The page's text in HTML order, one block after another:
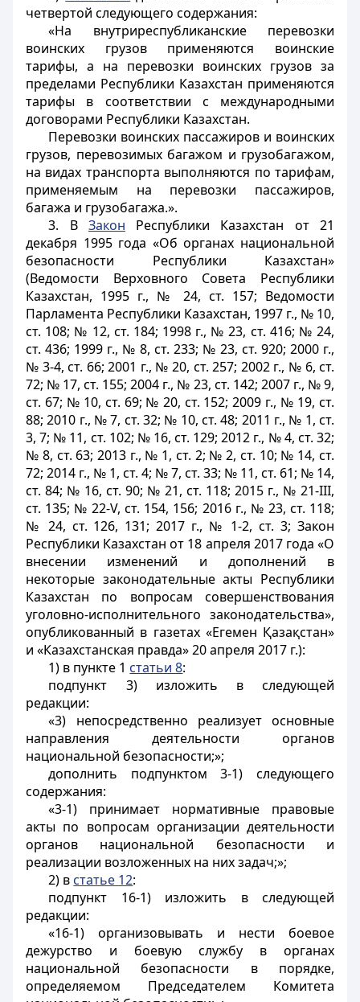
четвертой следующего содержания:
«На внутриреспубликанские перевозки
воинских грузов применяются воинские
тарифы, а на перевозки воинских грузов за
пределами Республики Казахстан применяются
тарифы в соответствии с международными
договорами Республики Казахстан.
Перевозки воинских пассажиров и воинских
грузов, перевозимых багажом и грузобагажом,
на видах транспорта выполняются по тарифам,
применяемым на перевозки пассажиров,
багажа и грузобагажа.».
3. В Закон Республики Казахстан от 21
декабря 1995 года «Об органах национальной
безопасности Республики Казахстан»
(Ведомости Верховного Совета Республики
Казахстан, 1995 г., № 24, ст. 157; Ведомости
Парламента Республики Казахстан, 1997 г., № 10,
ст. 108; № 12, ст. 184; 1998 г., № 23, ст. 416; № 24,
ст. 436; 1999 г., № 8, ст. 233; № 23, ст. 920; 2000 г.,
№ 3-4, ст. 66; 2001 г., № 20, ст. 257; 2002 г., № 6, ст.
72; № 17, ст. 155; 2004 г., № 23, ст. 142; 2007 г., № 9,
ст. 67; № 10, ст. 69; № 20, ст. 152; 2009 г., № 19, ст.
88; 2010 г., № 7, ст. 32; № 10, ст. 48; 2011 г., № 1, ст.
3, 7; № 11, ст. 102; № 16, ст. 129; 2012 г., № 4, ст. 32;
№ 8, ст. 63; 2013 г., № 1, ст. 2; № 2, ст. 10; № 14, ст.
72; 2014 г., № 1, ст. 4; № 7, ст. 33; № 11, ст. 61; № 14,
ст. 84; № 16, ст. 90; № 21, ст. 118; 2015 г., № 21-III,
ст. 135; № 22-V, ст. 154, 156; 2016 г., № 23, ст. 118;
№ 24, ст. 126, 131; 2017 г., № 1-2, ст. 3; Закон
Республики Казахстан от 18 апреля 2017 года «О
внесении изменений и дополнений в
некоторые законодательные акты Республики
Казахстан по вопросам совершенствования
уголовно-исполнительного законодательства»,
опубликованный в газетах «Егемен Қазақстан»
и «Казахстанская правда» 20 апреля 2017 г.):
1) в пункте 1 статьи 8:
подпункт 3) изложить в следующей
редакции:
«3) непосредственно реализует основные
направления деятельности органов
национальной безопасности;»;
дополнить подпунктом 3-1) следующего
содержания:
«3-1) принимает нормативные правовые
акты по вопросам организации деятельности
органов национальной безопасности и
реализации возложенных на них задач;»;
2) в статье 12:
подпункт 16-1) изложить в следующей
редакции:
«16-1) организовывать и нести боевое
дежурство и боевую службу в органах
национальной безопасности в порядке,
определяемом Председателем Комитета